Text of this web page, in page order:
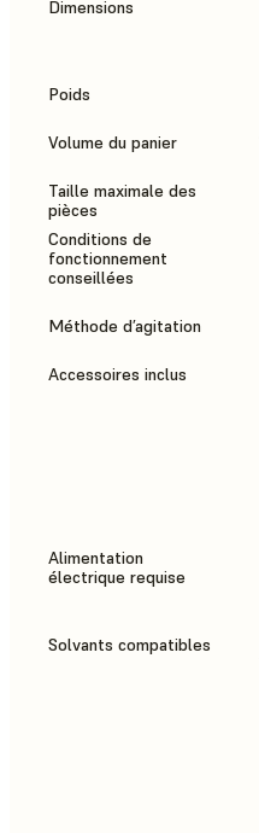
Dimensions
Poids
Volume du panier
Taille maximale des
pièces
Conditions de
fonctionnement
conseillées
Méthode d’agitation
Accessoires inclus
Alimentation
électrique requise
Solvants compatibles